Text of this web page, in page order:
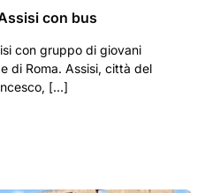
con bus
con gruppo di giovani
di Roma. Assisi, città del
[…]